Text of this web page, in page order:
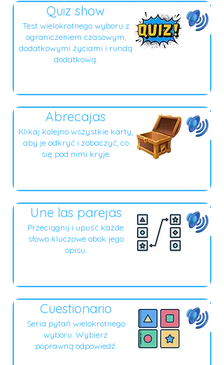
Quiz show
Test wielokrotnego wyboru z
ograniczeniem czasowym,
dodatkowymi życiami i rundą
dodatkową.
Abrecajas
Klikaj kolejno wszystkie karty,
aby je odkryć i zobaczyć, co
się pod nimi kryje.
Une las parejas
Przeciągnij i upuść każde
słowo kluczowe obok jego
opisu.
Cuestionario
Seria pytań wielokrotnego
wyboru. Wybierz
poprawną odpowiedź.